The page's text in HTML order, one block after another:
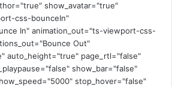
show_avatar="true"
css-bounceIn"
In" animation_out="ts-viewport-css-
Out"
auto_height="true" page_rtl="false"
show_bar="false"
stop_hover="false"